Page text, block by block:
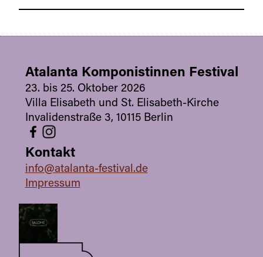
Atalanta Komponistinnen Festival
23. bis 25. Oktober 2026
Villa Elisabeth und St. Elisabeth-Kirche
Invalidenstraße 3, 10115 Berlin
Kontakt
info@atalanta-festival.de
Impressum